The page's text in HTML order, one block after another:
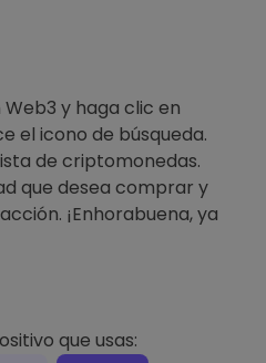
y haga clic en
el icono de búsqueda.
de criptomonedas.
que desea comprar y
¡Enhorabuena, ya
que usas: